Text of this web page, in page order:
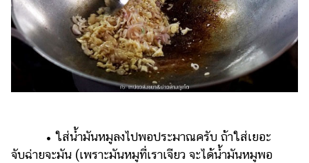
• ใส่น้ำมันหมูลงไปพอประมาณครับ ถ้าใส่เยอะ
จับฉ่ายจะมัน (เพราะมันหมูที่เราเจียว จะได้น้ำมันหมูพอ